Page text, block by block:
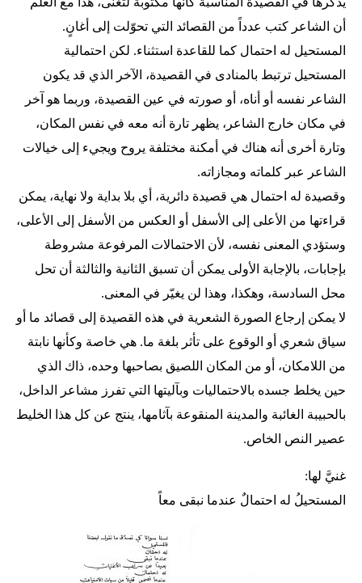
أن الشاعر كتب عدداً من القصائد التي تحوّلت إلى أغانٍ.
المستحيل له احتمال كما للقاعدة استثناء. لكن احتمالية
المستحيل ترتبط بالمنادى في القصيدة، الآخر الذي قد يكون
الشاعر نفسه أو أناه، أو صورته في عين القصيدة، وربما هو آخر
في مكان خارج الشاعر، يظهر تارة أنه معه في نفس المكان،
وتارة أخرى أنه هناك في أمكنة مختلفة يروح ويجيء إلى خيالات
الشاعر عبر كلماته ومجازاته.
وقصيدة له احتمال هي قصيدة دائرية، أي بلا بداية ولا نهاية، يمكن
قراءتها من الأعلى إلى الأسفل أو العكس من الأسفل إلى الأعلى،
وستؤدي المعنى نفسه، لأن الاحتمالات المرفوعة مشروطة
بإجابات، بالإجابة الأولى يمكن أن تسبق الثانية والثالثة أن تحل
محل السادسة، وهكذا، وهذا لن يغيّر في المعنى.
لا يمكن إرجاع الصورة الشعرية في هذه القصيدة إلى قصائد ما أو
سياق شعري أو الوقوع على تأثر بلغة ما. هي خاصة وكأنها نابتة
من اللامكان، أو من المكان اللصيق بصاحبها وحده، ذاك الذي
حين يخلط جسده بالاحتماليات وبآليتها التي تفرز مشاعر الداخل،
بالحبيبة الغائبة والمدينة المنقوعة بآثامها، ينتج عن كل هذا الخليط
عصير النص الخاص.
غنيَّ لها:
المستحيلُ له احتمالٌ عندما نبقى معاً